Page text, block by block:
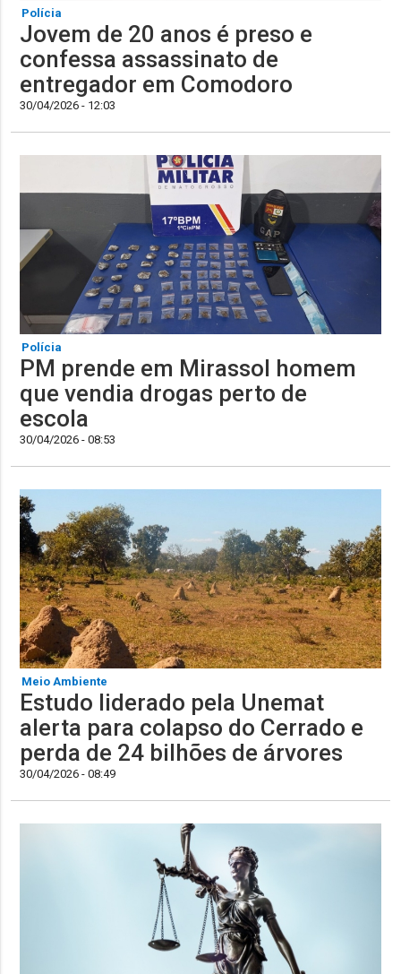
Polícia
Jovem de 20 anos é preso e
confessa assassinato de
entregador em Comodoro
30/04/2026 - 12:03
Polícia
PM prende em Mirassol homem
que vendia drogas perto de
escola
30/04/2026 - 08:53
Meio Ambiente
Estudo liderado pela Unemat
alerta para colapso do Cerrado e
perda de 24 bilhões de árvores
30/04/2026 - 08:49